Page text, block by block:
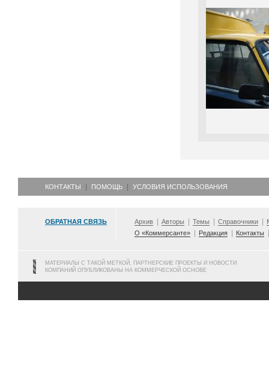
КОНТАКТЫ ПОМОЩЬ УСЛОВИЯ ИСПОЛЬЗОВАНИЯ
ОБРАТНАЯ СВЯЗЬ Архив Авторы Темы Справочники
О «Коммерсанте»
Редакция Контакты
МАТЕРИАЛЫ С ТАКОЙ МЕТКОЙ, ПАРТНЕРСКИЕ ПРОЕКТЫ И НОВОСТИ
КОМПАНИЙ ОПУБЛИКОВАНЫ НА КОММЕРЧЕСКОЙ ОСНОВЕ